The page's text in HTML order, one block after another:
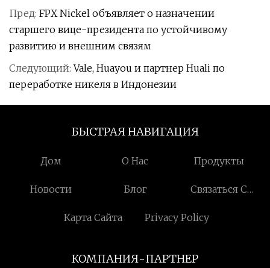
Пред: FPX Nickel объявляет о назначении
старшего вице-президента по устойчивому
развитию и внешним связям
Следующий:Vale, Huayou и партнер Huali по
переработке никеля в Индонезии
БЫСТРАЯ НАВИГАЦИЯ
Дом О Нас Продукты
Новости Блог
Связаться С
Карта Сайта
Privacy Policy
КОМПАНИЯ-ПАРТНЕР